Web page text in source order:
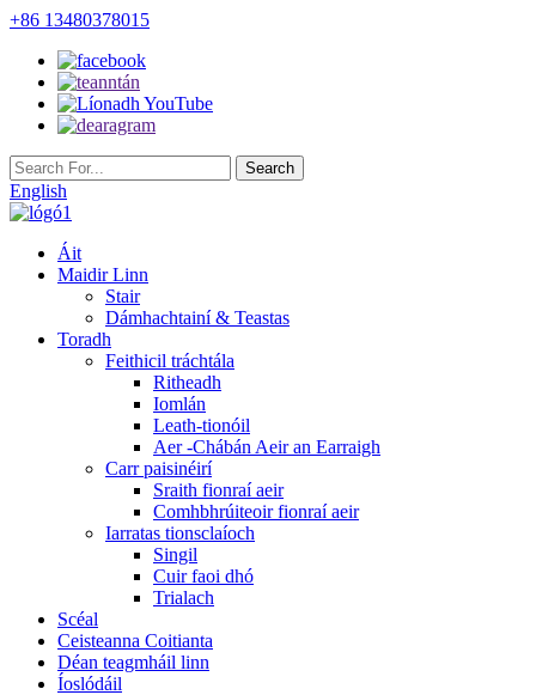
+86 13480378015
English
Áit
Maidir Linn
Stair
Dámhachtainí & Teastas
Toradh
Feithicil tráchtála
Ritheadh
Iomlán
Leath-tionóil
Aer -Chábán Aeir an Earraigh
Carr paisinéirí
Sraith fionraí aeir
Comhbhrúiteoir fionraí aeir
Iarratas tionsclaíoch
Singil
Cuir faoi dhó
Trialach
Scéal
Ceisteanna Coitianta
Déan teagmháil linn
Íoslódáil